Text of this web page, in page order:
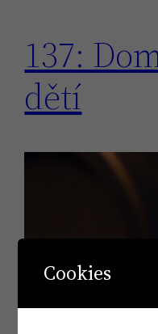
137:
dětí
Cookies